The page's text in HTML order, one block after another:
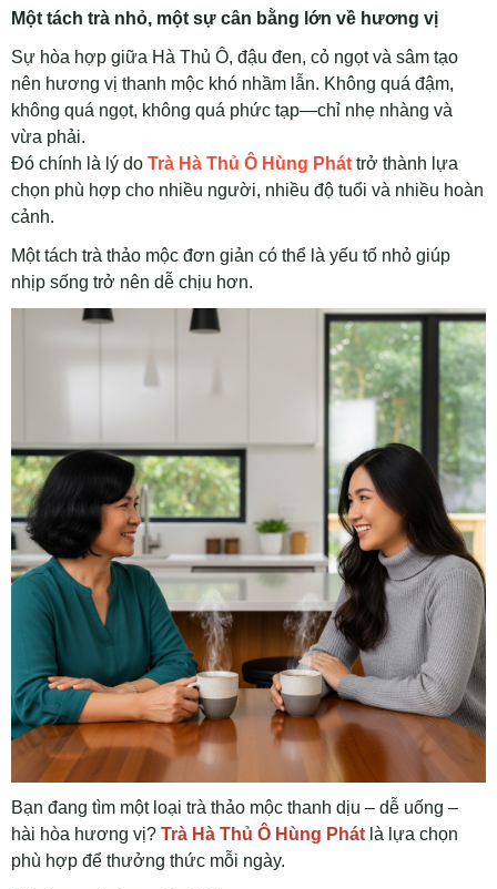
Một tách trà nhỏ, một sự cân bằng lớn về hương vị
Sự hòa hợp giữa Hà Thủ Ô, đậu đen, cỏ ngọt và sâm tạo
nên hương vị thanh mộc khó nhầm lẫn. Không quá đậm,
không quá ngọt, không quá phức tạp—chỉ nhẹ nhàng và
vừa phải.
Đó chính là lý do Trà Hà Thủ Ô Hùng Phát trở thành lựa
chọn phù hợp cho nhiều người, nhiều độ tuổi và nhiều hoàn
cảnh.
Một tách trà thảo mộc đơn giản có thể là yếu tố nhỏ giúp
nhịp sống trở nên dễ chịu hơn.
Bạn đang tìm một loại trà thảo mộc thanh dịu – dễ uống –
hài hòa hương vị? Trà Hà Thủ Ô Hùng Phát là lựa chọn
phù hợp để thưởng thức mỗi ngày.